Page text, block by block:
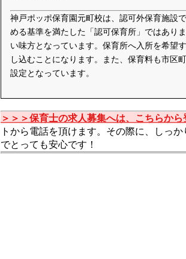
神戸ポッポ保育園元町校は、認可外保育施設
める基準を満たした「認可保育所」ではあり
い味方となっています。保育所へ入所を希望
し込むことになります。また、保育料も市区
設定となっています。
＞＞＞保育士の求人募集へは、こちらから
トから電話を頂けます。その際に、しっ
でとっても安心です！